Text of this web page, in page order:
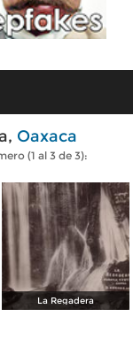
Oaxaca
(1 al 3 de 3):
La Regadera